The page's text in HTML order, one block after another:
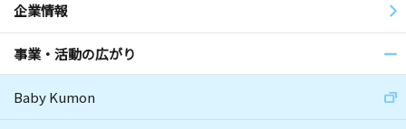
企業情報
事業・活動の広がり
Baby Kumon